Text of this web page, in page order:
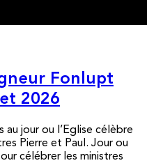
Fonlupt
2026
au jour ou l’Eglise célèbre
Pierre et Paul. Jour ou
célébrer les ministres